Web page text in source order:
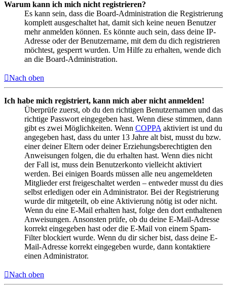
Warum kann ich mich nicht registrieren?
Es kann sein, dass die Board-Administration die Registrierung
komplett ausgeschaltet hat, damit sich keine neuen Benutzer
mehr anmelden können. Es könnte auch sein, dass deine IP-
Adresse oder der Benutzername, mit dem du dich registrieren
möchtest, gesperrt wurden. Um Hilfe zu erhalten, wende dich
an die Board-Administration.
Nach oben
Ich habe mich registriert, kann mich aber nicht anmelden!
Überprüfe zuerst, ob du den richtigen Benutzernamen und das
richtige Passwort eingegeben hast. Wenn diese stimmen, dann
gibt es zwei Möglichkeiten. Wenn COPPA aktiviert ist und du
angegeben hast, dass du unter 13 Jahre alt bist, musst du bzw.
einer deiner Eltern oder deiner Erziehungsberechtigten den
Anweisungen folgen, die du erhalten hast. Wenn dies nicht
der Fall ist, muss dein Benutzerkonto vielleicht aktiviert
werden. Bei einigen Boards müssen alle neu angemeldeten
Mitglieder erst freigeschaltet werden – entweder musst du dies
selbst erledigen oder ein Administrator. Bei der Registrierung
wurde dir mitgeteilt, ob eine Aktivierung nötig ist oder nicht.
Wenn du eine E-Mail erhalten hast, folge den dort enthaltenen
Anweisungen. Ansonsten prüfe, ob du deine E-Mail-Adresse
korrekt eingegeben hast oder die E-Mail von einem Spam-
Filter blockiert wurde. Wenn du dir sicher bist, dass deine E-
Mail-Adresse korrekt eingegeben wurde, dann kontaktiere
einen Administrator.
Nach oben